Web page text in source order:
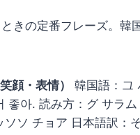
きの定番フレーズ。韓
顔・表情）
韓国語：그
좋아. 読み方：グ サラ
ソソ チョア 日本語訳：